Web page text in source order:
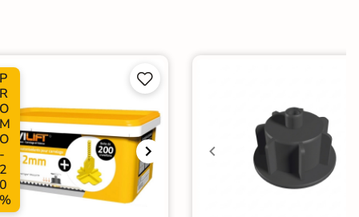
CE
collée
P
R
O
M
O
-
2
0
%

